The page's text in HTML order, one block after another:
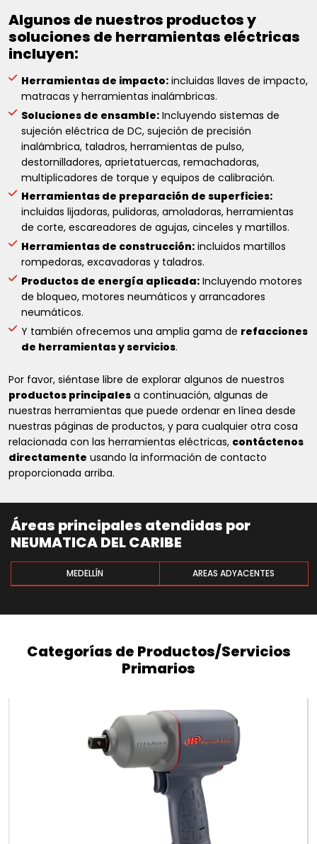
Algunos de nuestros productos y
soluciones de herramientas eléctricas
incluyen:
Herramientas de impacto: incluidas llaves de impacto,
matracas y herramientas inalámbricas.
Soluciones de ensamble: Incluyendo sistemas de
sujeción eléctrica de DC, sujeción de precisión
inalámbrica, taladros, herramientas de pulso,
destornilladores, aprietatuercas, remachadoras,
multiplicadores de torque y equipos de calibración.
Herramientas de preparación de superficies:
incluidas lijadoras, pulidoras, amoladoras, herramientas
de corte, escareadores de agujas, cinceles y martillos.
Herramientas de construcción: incluidos martillos
rompedoras, excavadoras y taladros.
Productos de energía aplicada: Incluyendo motores
de bloqueo, motores neumáticos y arrancadores
neumáticos.
Y también ofrecemos una amplia gama de refacciones
de herramientas y servicios.
Por favor, siéntase libre de explorar algunos de nuestros
productos principales a continuación, algunas de
nuestras herramientas que puede ordenar en línea desde
nuestras páginas de productos, y para cualquier otra cosa
relacionada con las herramientas eléctricas, contáctenos
directamente usando la información de contacto
proporcionada arriba.
Áreas principales atendidas por
NEUMATICA DEL CARIBE
MEDELLÍN AREAS ADYACENTES
Categorías de Productos/Servicios
Primarios